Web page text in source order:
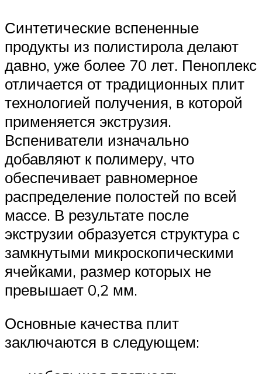
Синтетические вспененные
продукты из полистирола делают
давно, уже более 70 лет. Пеноплекс
отличается от традиционных плит
технологией получения, в которой
применяется экструзия.
Вспениватели изначально
добавляют к полимеру, что
обеспечивает равномерное
распределение полостей по всей
массе. В результате после
экструзии образуется структура с
замкнутыми микроскопическими
ячейками, размер которых не
превышает 0,2 мм.
Основные качества плит
заключаются в следующем: